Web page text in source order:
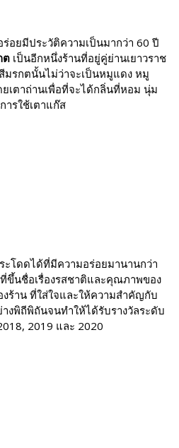
ยมีประวัติความเป็นมากว่า 60 ปี
ต เป็นอีกหนึ่งร้านที่อยู่คู่ย่านเยาวราช
รกตนั้นไม่ว่าจะเป็นหมูแดง หมู
ยเตาถ่านเพื่อที่จะได้กลิ่นที่หอม นุ่ม
ารใช้เตาแก๊ส
โดดได้ที่มีความอร่อยมานานกว่า
ที่ขึ้นชื่อเรื่องรสชาติและคุณภาพของ
ร้าน ที่ใส่ใจและให้ความสำคัญกับ
งพิถีพิถันจนทำให้ได้รับรางวัลระดับ
2019 และ 2020